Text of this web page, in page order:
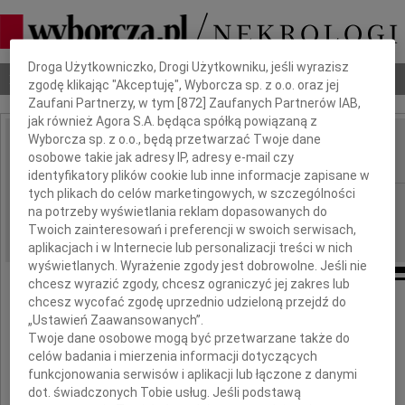
Nekrologi Odeszli Poradnik pogrzebowy
IMIĘ I NAZWISKO: Józef Białas
REGION: Lublin
DATA EMISJI: 28.05.2010
Podziękowania
Wszystkim, którzy w chorobie mojego Męża
Dbamy o Twoją prywatność
Droga Użytkowniczko, Drogi Użytkowniku, jeśli wyrazisz
zgodę klikając "Akceptuję", Wyborcza sp. z o.o. oraz jej
Zaufani Partnerzy, w tym [872 ] Zaufanych Partnerów IAB,
jak również Agora S.A. będąca spółką powiązaną z
Wyborcza sp. z o.o., będą przetwarzać Twoje dane
osobowe takie jak adresy IP, adresy e-mail czy
identyfikatory plików cookie lub inne informacje zapisane w
tych plikach do celów marketingowych, w szczególności
na potrzeby wyświetlania reklam dopasowanych do
Twoich zainteresowań i preferencji w swoich serwisach,
aplikacjach i w Internecie lub personalizacji treści w nich
wyświetlanych. Wyrażenie zgody jest dobrowolne. Jeśli nie
chcesz wyrazić zgody, chcesz ograniczyć jej zakres lub
chcesz wycofać zgodę uprzednio udzieloną przejdź do
„Ustawień Zaawansowanych”.
Twoje dane osobowe mogą być przetwarzane także do
celów badania i mierzenia informacji dotyczących
funkcjonowania serwisów i aplikacji lub łączone z danymi
dot. świadczonych Tobie usług. Jeśli podstawą